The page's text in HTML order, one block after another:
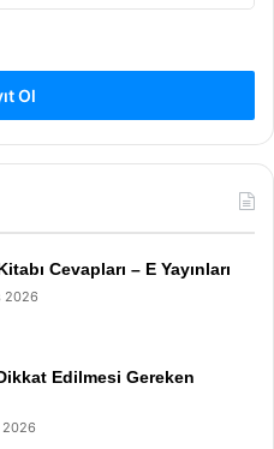
Ol
Cevapları – E Yayınları
2026
Edilmesi Gereken
2026